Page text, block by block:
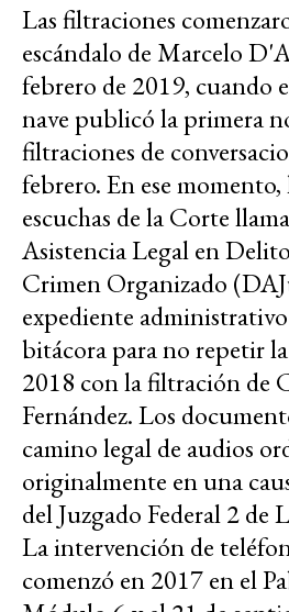
Las filtraciones
escándalo de Marcelo
febrero de 2019, cuando
nave publicó la primera
filtraciones de
febrero. En ese
escuchas de la Corte
Asistencia Legal en
Crimen Organizado
expediente
bitácora para no repetir
2018 con la filtración de
Fernández. Los
camino legal de audios
originalmente en una
del Juzgado Federal 2 de
La intervención de
comenzó en 2017 en el